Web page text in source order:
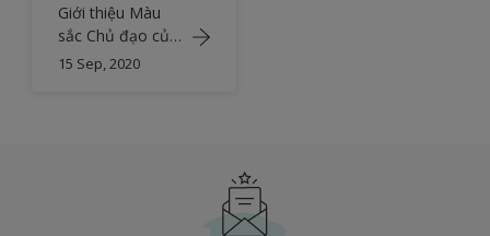
Giới thiệu Màu
sắc Chủ đạo của
Năm 2017
15 Sep, 2020